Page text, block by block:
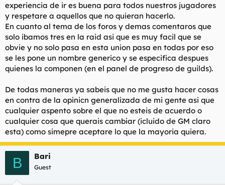
experiencia de ir es buena para todos nuestros jugadores
y respetare a aquellos que no quieran hacerlo.
En cuanto al tema de los foros y demas comentaros que
solo ibamos tres en la raid asi que es muy facil que se
obvie y no solo pasa en esta union pasa en todas por eso
se les pone un nombre generico y se especifica despues
quienes la componen (en el panel de progreso de guilds).
De todas maneras ya sabeis que no me gusta hacer cosas
en contra de la opinicn generalizada de mi gente asi que
cualquier aspento sobre el que no esteis de acuerdo o
cualquier cosa que querais cambiar (icluido de GM claro
esta) como simepre aceptare lo que la mayoria quiera.
B Bari
Guest